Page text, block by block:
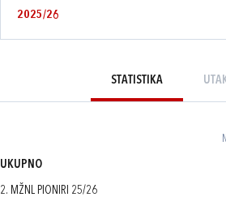
2025/26
STATISTIKA
UKUPNO
2. MŽNL PIONIRI 25/26